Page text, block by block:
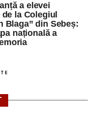
a elevei
la Colegiul
Blaga” din Sebeș:
națională a